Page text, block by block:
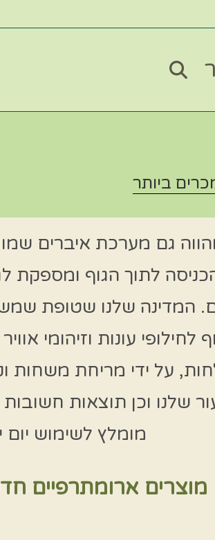
ביותר
מהווה גם מערכת איברים
לתוך הגוף
המדינה שלנו שטופת
עונות וזיהומי
על ידי מריחת משחות
שלנו וכן תוצאות חשובות
מומלץ לשימוש יום
מוצרים ארומתרפיים